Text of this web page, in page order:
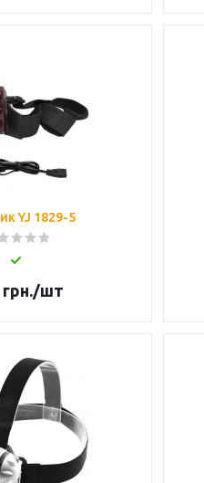
YJ 1829-5
грн./шт